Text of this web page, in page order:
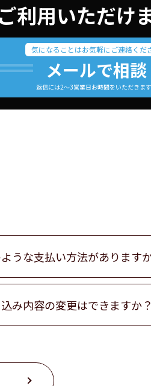
利用いただけ
気になることはお気軽にご連絡くだ
メールで相談
返信には2～3営業日お時間をいただきます
うな支払い方法があります
み内容の変更はできますか？